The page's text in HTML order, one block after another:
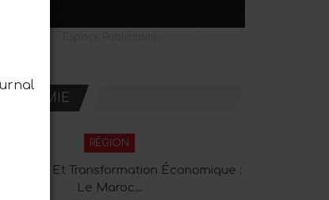
RÉGION
Et Transformation Économique :
Le Maroc…